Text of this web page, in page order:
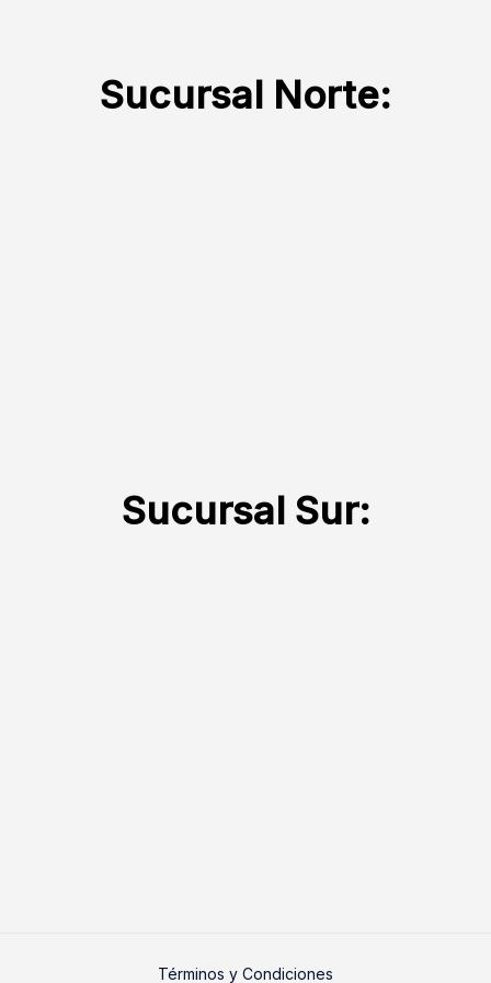
Sucursal Norte:
Sucursal Sur:
Términos y Condiciones